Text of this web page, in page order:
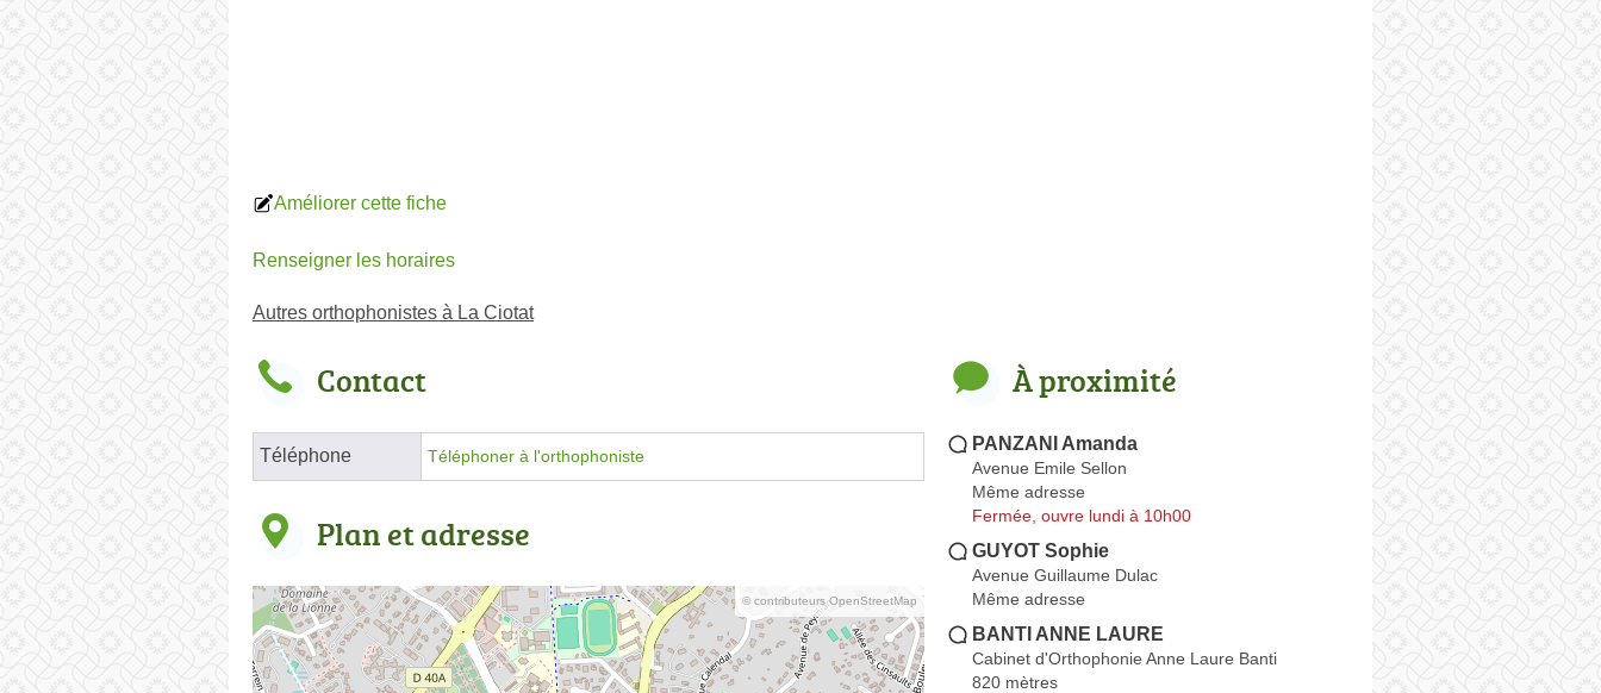
Améliorer cette fiche
Renseigner les horaires
Autres orthophonistes à La Ciotat
Contact
Téléphone Téléphoner à l'orthophoniste
Plan et adresse
© contributeurs OpenStreetMap
À proximité
PANZANI Amanda
Avenue Emile Sellon
Même adresse
Fermée, ouvre lundi à 10h00
GUYOT Sophie
Avenue Guillaume Dulac
Même adresse
BANTI ANNE LAURE
Cabinet d'Orthophonie Anne Laure Banti
820 mètres